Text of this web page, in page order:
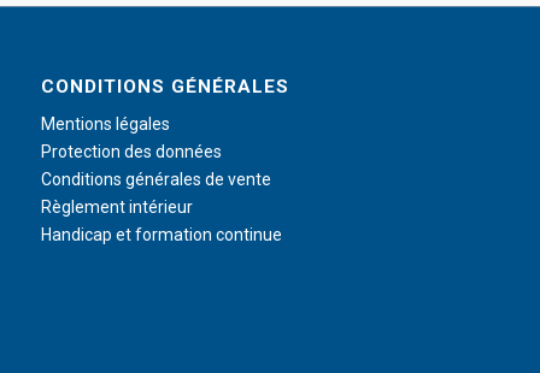
CONDITIONS GÉNÉRALES
Mentions légales
Protection des données
Conditions générales de vente
Règlement intérieur
Handicap et formation continue